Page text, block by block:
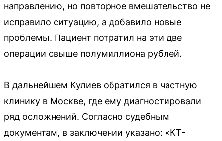
направлению, но повторное вмешательство не
исправило ситуацию, а добавило новые
проблемы. Пациент потратил на эти две
операции свыше полумиллиона рублей.
В дальнейшем Кулиев обратился в частную
клинику в Москве, где ему диагностировали
ряд осложнений. Согласно судебным
документам, в заключении указано: «КТ-